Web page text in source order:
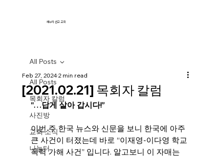
새누리 선교 교회
All Posts
목회자 칼럼
사진방
교회 소식
나눔터
All Posts
[2021.02.21] 목회자 칼럼
Feb 27, 20242 min read
“…답게 살아 갑시다!”
이번 주 한국 뉴스와 신문을 보니 한국에 아주
큰 사건이 터졌는데 바로 “이재영-이다영 학교
폭력 가해 사건” 입니다. 알고보니 이 자매는